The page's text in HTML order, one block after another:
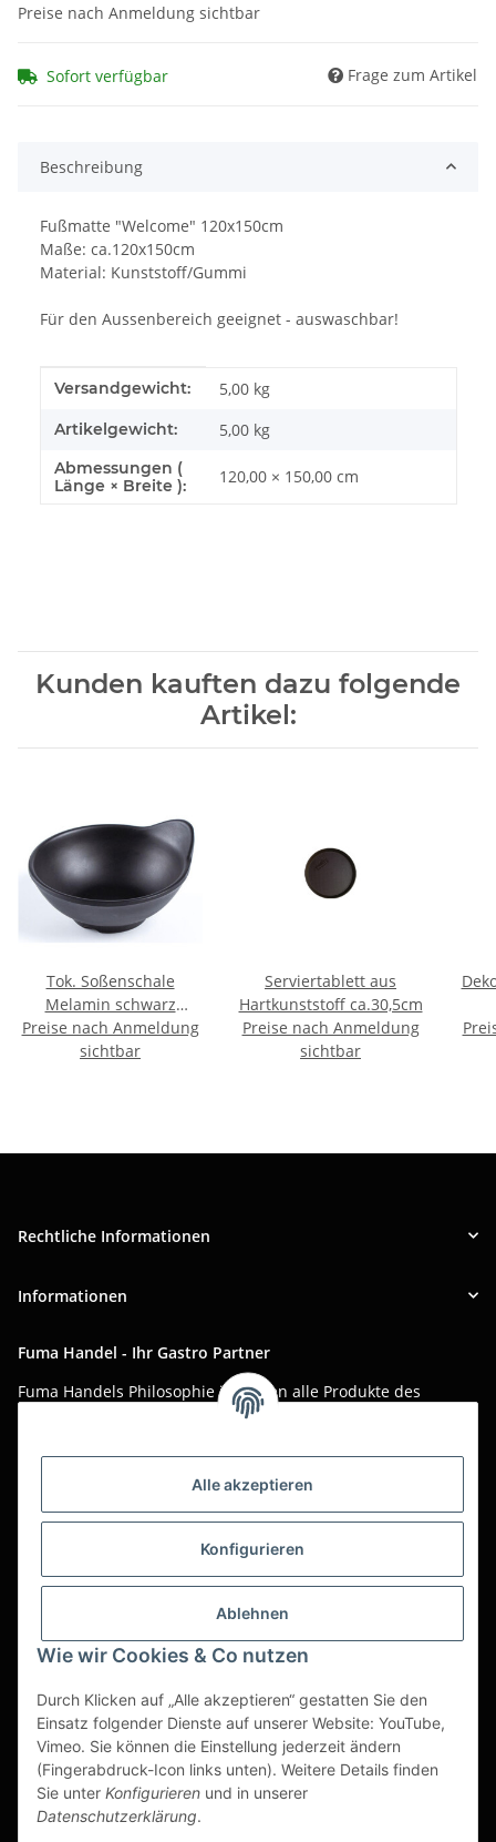
Alle akzeptieren
Konfigurieren
Ablehnen
Wie wir Cookies & Co nutzen
Durch Klicken auf „Alle akzeptieren“ gestatten Sie den
Einsatz folgender Dienste auf unserer Website: YouTube,
Vimeo. Sie können die Einstellung jederzeit ändern
(Fingerabdruck-Icon links unten). Weitere Details finden
Sie unter Konfigurieren und in unserer
Datenschutzerklärung.
Preise nach Anmeldung sichtbar
Sofort verfügbar Frage zum Artikel
Beschreibung
Fußmatte "Welcome" 120x150cm
Maße: ca.120x150cm
Material: Kunststoff/Gummi
Für den Aussenbereich geeignet - auswaschbar!
Produkteigenschaft
Wert
Versandgewicht: 5,00 kg
Artikelgewicht: 5,00 kg
Abmessungen (
Länge × Breite ):
120,00 × 150,00 cm
Kunden kauften dazu folgende
Artikel:
Tok. Soßenschale
Melamin schwarz
ca.11x12cm
Preise nach Anmeldung
sichtbar
Serviertablett aus
Hartkunststoff ca.30,5cm
Preise nach Anmeldung
sichtbar
Rechtliche Informationen
Informationen
Fuma Handel - Ihr Gastro Partner
Fuma Handels Philosophie ist, Ihnen alle Produkte des
täglichen Gastro-Alltags zu günstigen Online-Preisen mit
Asiatika, Gastraum-Dekorationen, Tischgedeck, Servietten,
weltweit um Ihnen das perfekte Produkt zum optimalen Preis
Seit über 20 Jahren sind wir für Sie im Einsatz!
geltender gesetzl. USt.
Dies ist ein reiner B2B Shop für Gewerbetreibende -
Bestellungen von Privatkunden werden nicht bearbeitet!
Partner-Seite
https://ruuga.de
* Alle Preise zzgl. gesetzlicher USt., zzgl.